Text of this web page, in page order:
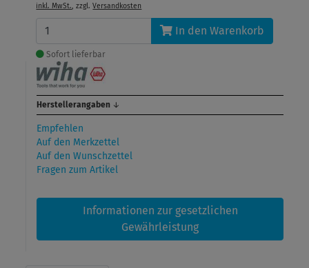
inkl. MwSt., zzgl.Versandkosten
In den Warenkorb
Sofort lieferbar
Herstellerangaben ↓
Empfehlen
Auf den Merkzettel
Auf den Wunschzettel
Fragen zum Artikel
Informationen zur gesetzlichen
Gewährleistung